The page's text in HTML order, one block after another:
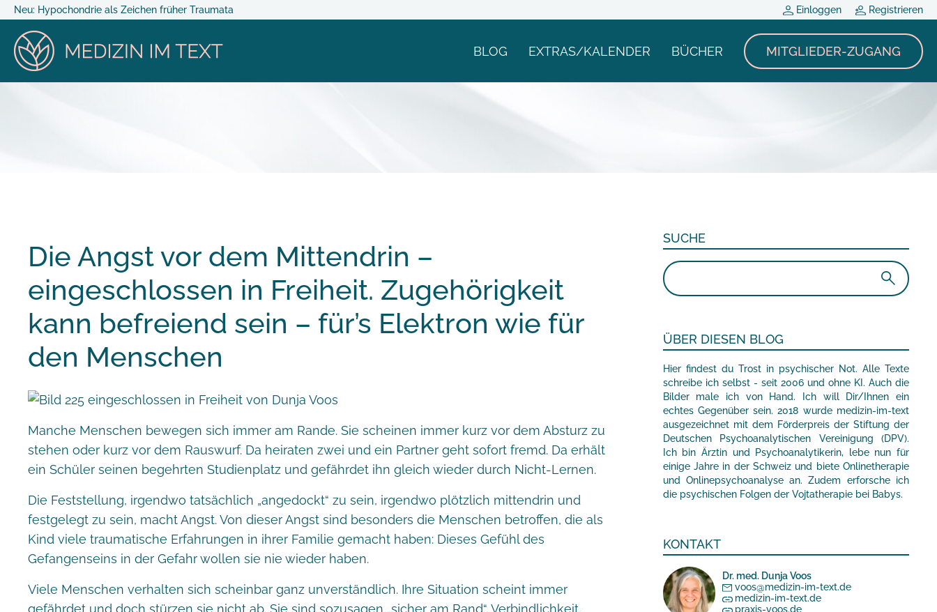
Neu: Hypochondrie als Zeichen früher Traumata Einloggen Registrieren
BLOG EXTRAS/KALENDER BÜCHER MITGLIEDER-ZUGANG
Die Angst vor dem Mittendrin –
eingeschlossen in Freiheit. Zugehörigkeit
kann befreiend sein – für’s Elektron wie für
den Menschen
Manche Menschen bewegen sich immer am Rande. Sie scheinen immer kurz vor dem Absturz zu
stehen oder kurz vor dem Rauswurf. Da heiraten zwei und ein Partner geht sofort fremd. Da erhält
ein Schüler seinen begehrten Studienplatz und gefährdet ihn gleich wieder durch Nicht-Lernen.
Die Feststellung, irgendwo tatsächlich „angedockt“ zu sein, irgendwo plötzlich mittendrin und
festgelegt zu sein, macht Angst. Von dieser Angst sind besonders die Menschen betroffen, die als
Kind viele traumatische Erfahrungen in ihrer Familie gemacht haben: Dieses Gefühl des
Gefangenseins in der Gefahr wollen sie nie wieder haben.
Viele Menschen verhalten sich scheinbar ganz unverständlich. Ihre Situation scheint immer
gefährdet und doch stürzen sie nicht ab. Sie sind sozusagen „sicher am Rand“. Verbindlichkeit,
SUCHE
Suchen
nach:
ÜBER DIESEN BLOG
Hier findest du Trost in psychischer Not. Alle Texte
schreibe ich selbst - seit 2006 und ohne KI. Auch die
Bilder male ich von Hand. Ich will Dir/Ihnen ein
echtes Gegenüber sein. 2018 wurde medizin-im-text
ausgezeichnet mit dem Förderpreis der Stiftung der
Deutschen Psychoanalytischen Vereinigung (DPV).
Ich bin Ärztin und Psychoanalytikerin, lebe nun für
einige Jahre in der Schweiz und biete Onlinetherapie
und Onlinepsychoanalyse an. Zudem erforsche ich
die psychischen Folgen der Vojtatherapie bei Babys.
KONTAKT
Dr. med. Dunja Voos
voos@medizin-im-text.de
medizin-im-text.de
praxis-voos.de